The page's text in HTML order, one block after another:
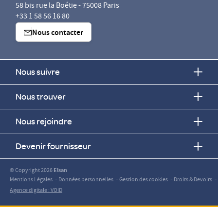
58 bis rue la Boétie - 75008 Paris
+33 1 58 56 16 80
Nous contacter
Nous suivre
Nous trouver
Nous rejoindre
Devenir fournisseur
© Copyright 2026Elsan
Mentions Légales -Données personnelles -Gestion des cookies -Droits & Devoirs -
Agence digitale : VOID